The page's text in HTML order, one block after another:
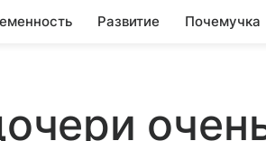
Развитие Почемучка